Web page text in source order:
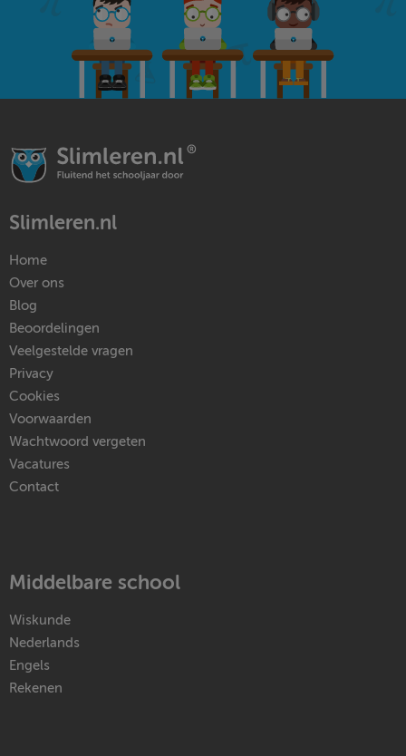
Slimleren.nl
Home
Over ons
Blog
Beoordelingen
Veelgestelde vragen
Privacy
Cookies
Voorwaarden
Wachtwoord vergeten
Vacatures
Contact
Middelbare school
Wiskunde
Nederlands
Engels
Rekenen